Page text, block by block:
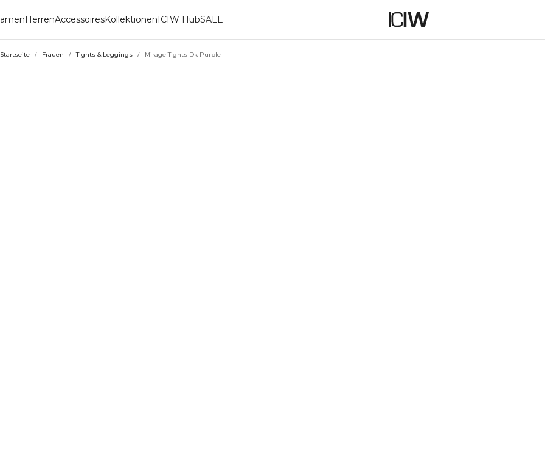
HerrenAccessoiresKollektionenICIW HubSALE
Startseite / Frauen / Tights & Leggings / Mirage Tights Dk Purple